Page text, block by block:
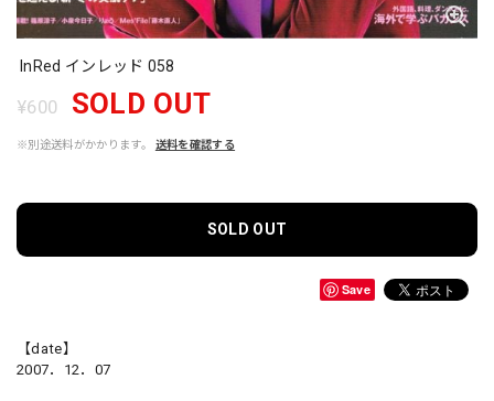
InRed インレッド 058
¥600 SOLD OUT
※別途送料がかかります。 送料を確認する
SOLD OUT
Save
【date】
2007．12．07